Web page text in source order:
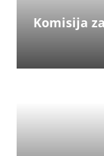
Komisija